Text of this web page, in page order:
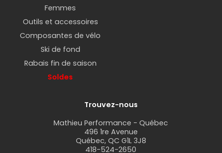
Femmes
Outils et accessoires
Composantes de vélo
Ski de fond
Rabais fin de saison
Soldes
Trouvez-nous
Mathieu Performance - Québec
496 1re Avenue
Québec, QC G1L 3J8
418-524-2650